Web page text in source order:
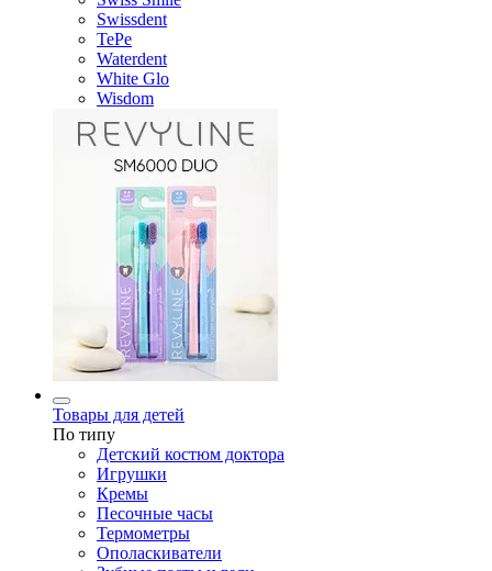
Swissdent
TePe
Waterdent
White Glo
Wisdom
Товары для детей
По типу
Детский костюм доктора
Игрушки
Кремы
Песочные часы
Термометры
Ополаскиватели